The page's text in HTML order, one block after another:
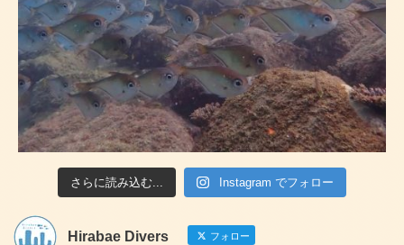
さらに読み込む... Instagram でフォロー
Hirabae Divers フォロー